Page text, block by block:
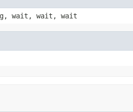
wait, wait, wait